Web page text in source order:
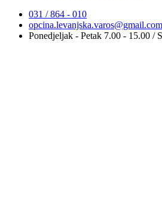
031 / 864 - 010
opcina.levanjska.varos@gmail.com
Ponedjeljak - Petak 7.00 - 15.00 /